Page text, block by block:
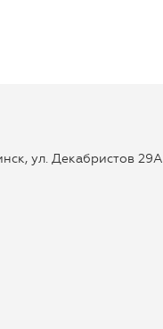
ул. Декабристов 29А